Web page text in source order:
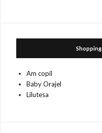
Shopping
Am copil
Baby Orajel
Lilutesa